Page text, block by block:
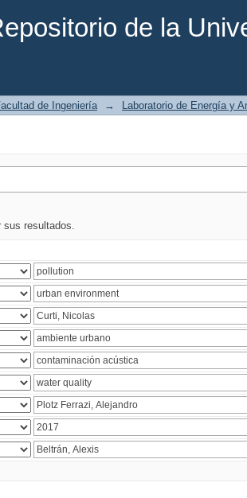
de la
de Ingeniería → Laboratorio de Energía y
sus resultados.